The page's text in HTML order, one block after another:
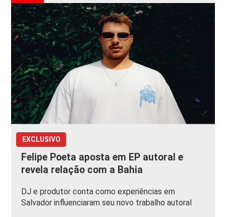
EXCLUSIVO
Felipe Poeta aposta em EP autoral e
revela relação com a Bahia
DJ e produtor conta como experiências em
Salvador influenciaram seu novo trabalho autoral